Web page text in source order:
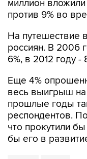
На путешествие
6%, в 2012 году
Еще 4%
прошлые годы
респондентов. По
что прокутили
бы его в
Ромир опрос